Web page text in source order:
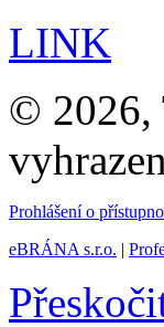
LINK
© 2026,
Prohlášení o
eBRÁNA s.r.o. |